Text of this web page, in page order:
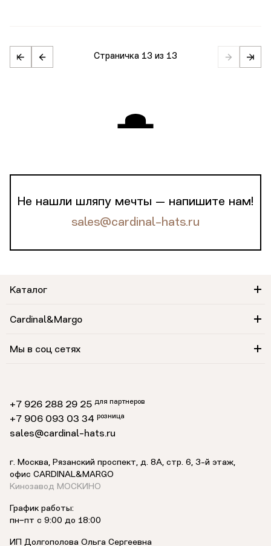
Страничка 13 из 13
Не нашли шляпу мечты — напишите нам!
sales@cardinal-hats.ru
Каталог
Cardinal&Margo
Мы в соц сетях
+7 926 288 29 25 для партнеров
+7 906 093 03 34 розница
sales@cardinal-hats.ru
г. Москва, Рязанский проспект, д. 8А, стр. 6, 3-й этаж,
офис CARDINAL&MARGO
Кинозавод МОСКИНО
График работы:
пн−пт с 9:00 до 18:00
ИП Долгополова Ольга Сергеевна